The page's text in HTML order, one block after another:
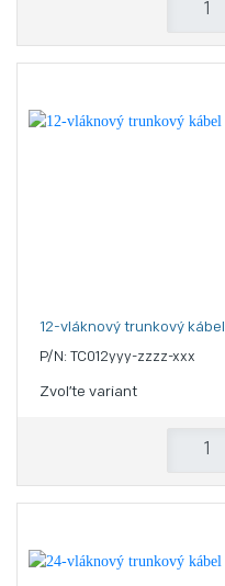
12-vláknový trunkový kábel
P/N: TC012yyy-zzzz-xxx
Zvoľte variant